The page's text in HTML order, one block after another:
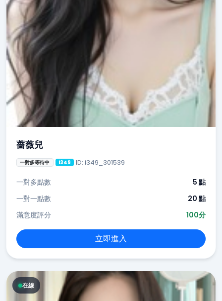
薔薇兒
一對多等待中 i349 ID: i349_301539
一對多點數
5 點
一對一點數
20 點
滿意度評分
100分
立即進入
在線